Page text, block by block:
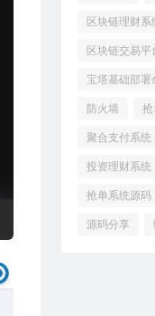
区块链理财系
区块链交易平
宝塔基础部署
防火墙
聚合支付系统
投资理财系统
抢单系统源码
源码分享